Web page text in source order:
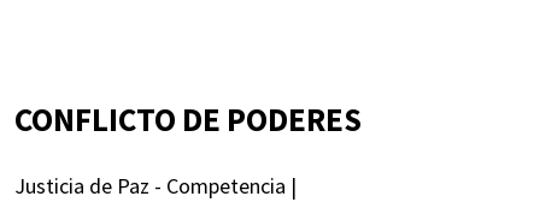
CONFLICTO DE PODERES
Justicia de Paz - Competencia |